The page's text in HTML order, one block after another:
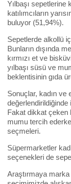
Yılbaşı
katılımcıların
buluyor (51,94%).
Sepetlerde alkollü
Bunların dışında
kırmızı et ve
yılbaşı süsü ve
beklentisinin gıda
Sonuçlar, kadın ve
Fakat dikkat çeken
mumu tercih
seçmeleri.
Süpermarketler
seçenekleri de
Araştırmaya marka